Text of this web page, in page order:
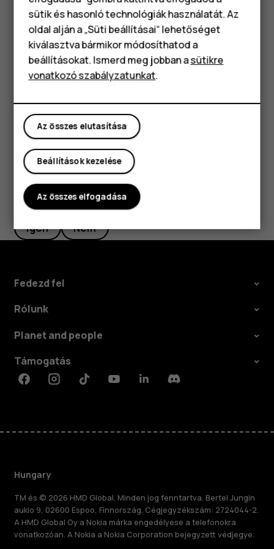
Okostelefonok
Klasszikus telefonok
Tartozékok
Táblagépek
Rádióállomás eltávolítása a kedvencek közül
Egy állomás hallgatása közben koppintson a
Tipp:Ha a telefon hangszóróján keresztül szeretne
rádióállomást hallgatni, akkor koppintson a
Hasznosnak találtad?
Igen Nem
Fedezd fel
Rólunk
Planet and people
Támogatás
FacebookInstagramTiktokYoutubeLinkedinDiscord
Hungary
TM és © 2026 HMD Global. Minden jog fenntartva. Bertel Jungin
aukio 9, 02600 Espoo, Finnország. Cégjegyzékszám: 2724044-2.
A HMD Global Oy a Nokia márka engedélyese a telefonokra
vonatkozóan. A Nokia a Nokia Corporation bejegyzett védjegye.
sütik és hasonló technológiák használatát. Az
oldal alján a „Süti beállításai“ lehetőséget
kiválasztva bármikor módosíthatod a
beállításokat. Ismerd meg jobban asütikre
vonatkozó szabályzatunkat.
Az összes elutasítása
Beállítások kezelése
Az összes elfogadása